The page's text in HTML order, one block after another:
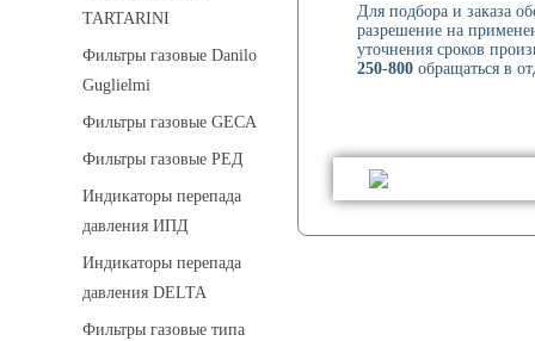
TARTARINI
Фильтры газовые Danilo
Guglielmi
Фильтры газовые GECA
Фильтры газовые РЕД
Индикаторы перепада
давления ИПД
Индикаторы перепада
давления DELTA
Фильтры газовые типа
Для подбора и заказа
разрешение на
уточнения сроков
250-800обращаться в